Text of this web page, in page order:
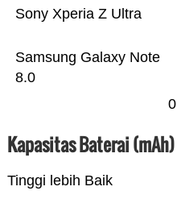
Samsung Galaxy Note
8.0
Sony Xperia Z Ultra
0
Kapasitas Baterai (mAh)
Tinggi lebih Baik